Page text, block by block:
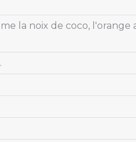
la noix de coco, l'orange